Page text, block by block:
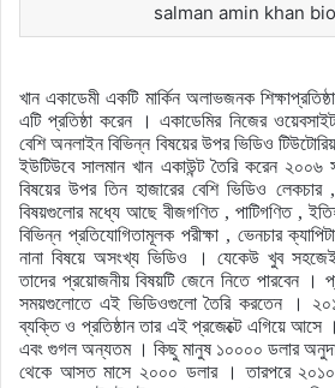
salman amin khan
খান একাডেমী একটি মার্কিন অলাভজনক
এটি প্রতিষ্ঠা করেন । একাডেমির নিজের
বেশি অনলাইন বিভিন্ন বিষয়ের উপর ভিডিও
ইউটিউবে সালমান খান একাউন্ট তৈরি করেন ২০০৬
বিষয়ের উপর তিন হাজারের বেশি ভিডিও লেকচার
বিষয়গুলোর মধ্যে আছে বীজগণিত , পাটিগণিত ,
বিভিন্ন প্রতিযোগিতামূলক পরীক্ষা , ভেনচার
নানা বিষয়ে অসংখ্য ভিডিও । যেকেউ খুব
তাদের প্রয়োজনীয় বিষয়টি জেনে নিতে পারবেন ।
সময়গুলোতে এই ভিডিওগুলো তৈরি করতেন ।
ব্যক্তি ও প্রতিষ্ঠান তার এই প্রজেক্টে এগিয়ে আসে
এবং গুগল অন্যতম । কিছু মানুষ ১০০০০ ডলার অনুদান
থেকে আসত মাসে ২০০০ ডলার । তারপরে ২০১০